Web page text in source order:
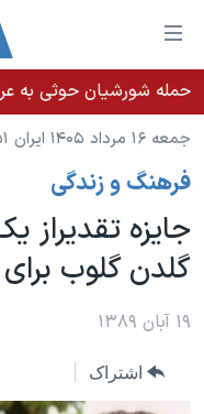
لینکهای
قابل
دسترسی
جهش
محتوای
اصلی
جهش
صفحه
جهش
خانه
نسخه سبک وب‌سایت
موضوع ها
ایران
آمریکا
جهان
برنامه های تلویزیونی
جدول برنامه ها
صفحه‌های ویژه
فرکانس‌های صدای
پخش رادیویی
حمله شورشیان حوثی به عربستان ۱۱ نفر
جمعه ۱۶ مرداد ۱۴۰۵ ایران ۰۵:۵۱
فرهنگ و زندگی
جایزه تقدیراز
گلدن گلوب برای
۱۹ آبان ۱۳۸۹
اشتراک